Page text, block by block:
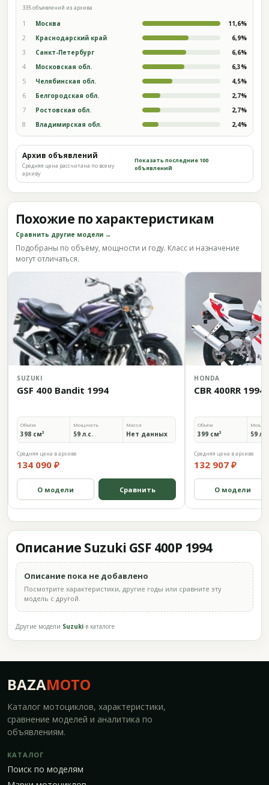
335 объявлений из архива
1 Москва 11,6%
2 Краснодарский край 6,9%
3 Санкт-Петербург 6,6%
4 Московская обл. 6,3%
5 Челябинская обл. 4,5%
6 Белгородская обл. 2,7%
7 Ростовская обл. 2,7%
8 Владимирская обл. 2,4%
Архив объявлений
Средняя цена рассчитана по всему
архиву
Показать последние 100
объявлений
Похожие по характеристикам
Сравнить другие модели →
Подобраны по объёму, мощности и году. Класс и назначение
могут отличаться.
SUZUKI
GSF 400 Bandit 1994
Объём
398 см³
Мощность
59 л.с.
Масса
Нет данных
Средняя цена в архиве
134 090 ₽
О модели Сравнить
HONDA
CBR 400RR 1994
Объём
399 см³ 59
Средняя цена в архиве
132 907 ₽
О модели
Описание Suzuki GSF 400P 1994
Описание пока не добавлено
Посмотрите характеристики, другие годы или сравните эту
модель с другой.
Другие модели Suzuki в каталоге
BAZAMOTO
Каталог мотоциклов, характеристики,
сравнение моделей и аналитика по
объявлениям.
КАТАЛОГ
Поиск по моделям